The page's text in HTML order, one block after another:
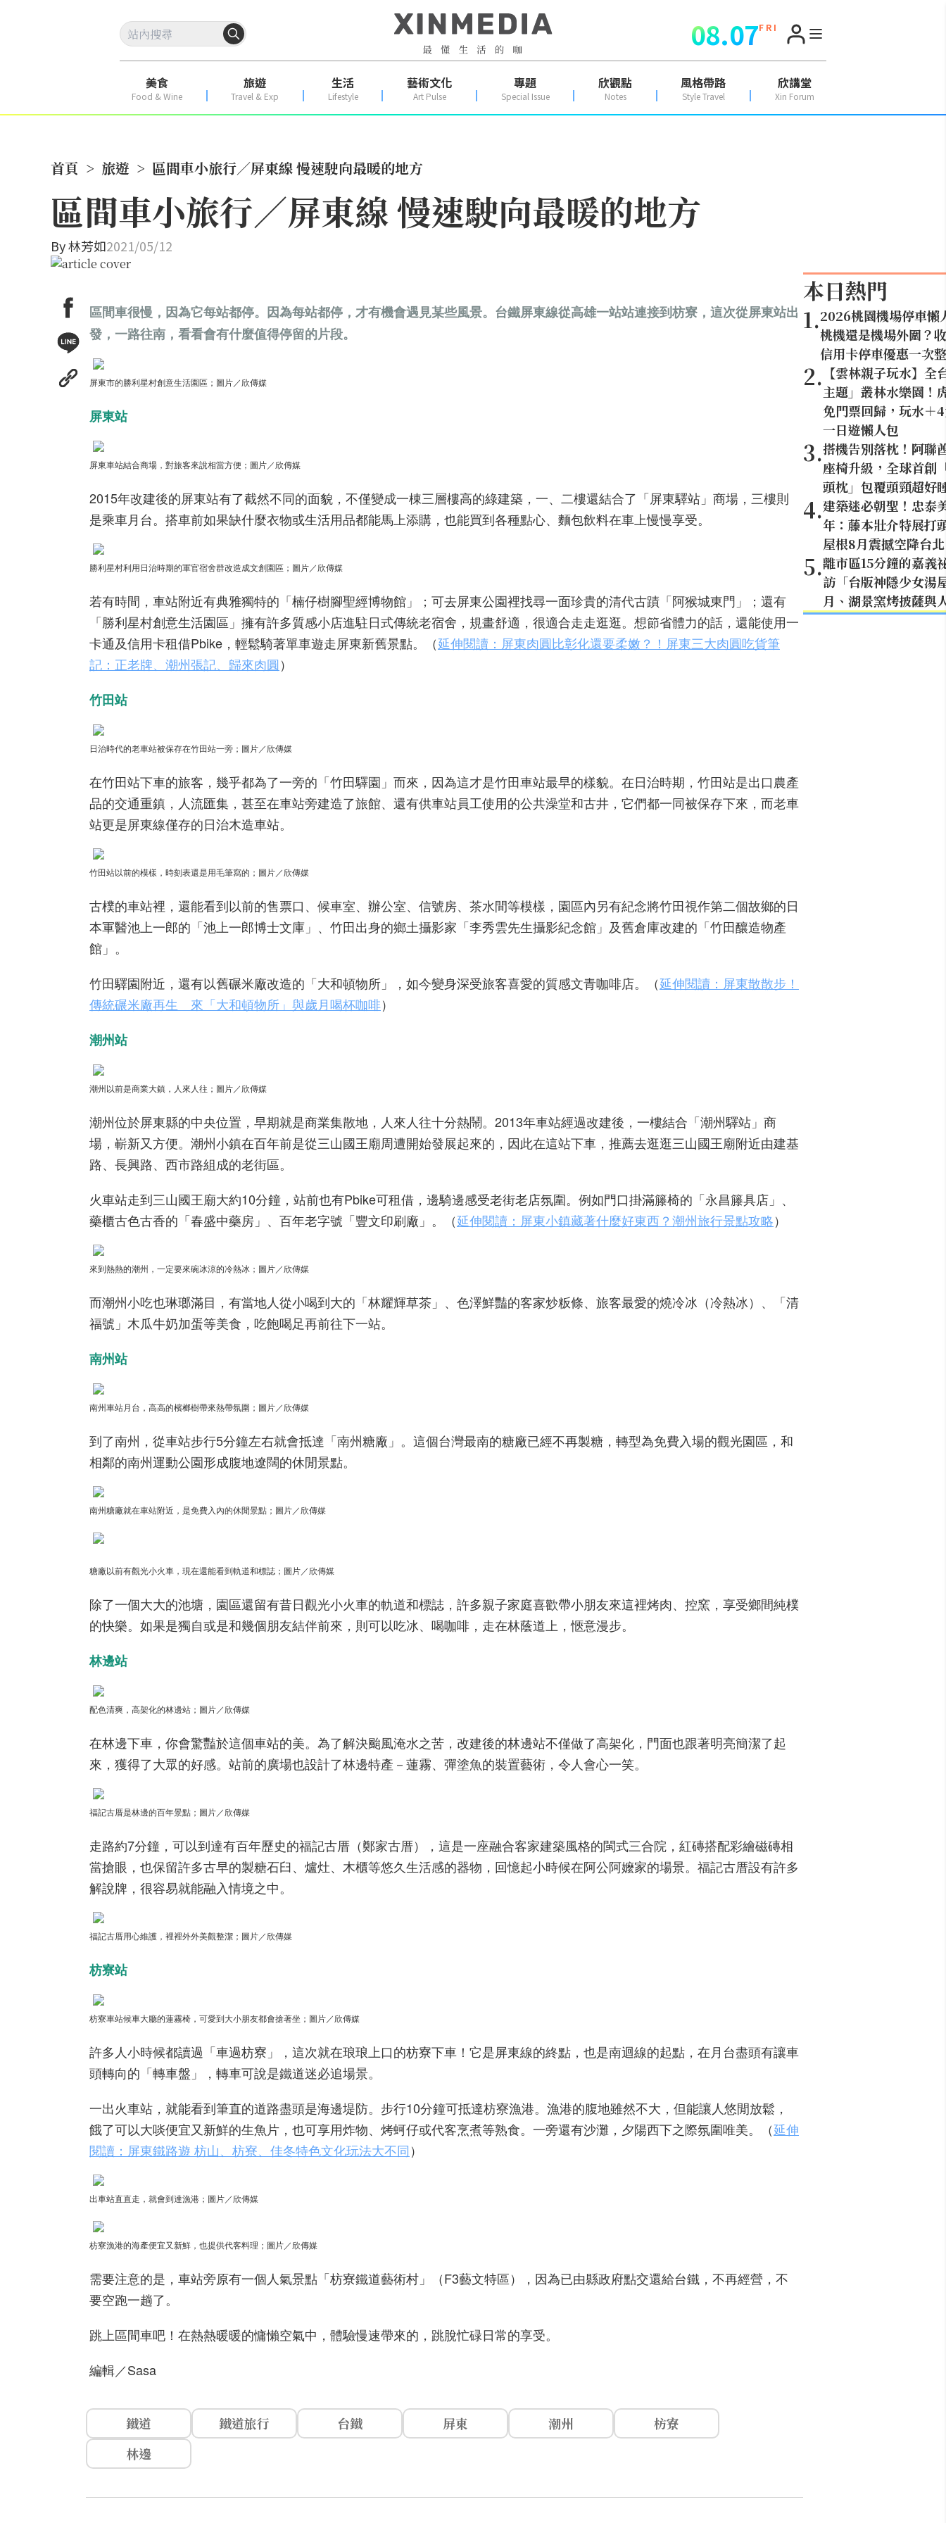
08.07F R I
美食
Food & Wine
旅遊
Travel & Exp
生活
Lifestyle
藝術文化
Art Pulse
專題
Special Issue
欣觀點
Notes
風格帶路
Style Travel
欣講堂
Xin Forum
首頁 > 旅遊 > 區間車小旅行／屏東線 慢速駛向最暖的地方
區間車小旅行／屏東線 慢速駛向最暖的地方
By林芳如2021/05/12
區間車很慢，因為它每站都停。因為每站都停，才有機會遇見某些風景。台鐵屏東線從高雄一站站連接到枋寮，這次從屏東站出
發，一路往南，看看會有什麼值得停留的片段。
屏東市的勝利星村創意生活園區；圖片／欣傳媒
屏東站
屏東車站結合商場，對旅客來說相當方便 ；圖片／欣傳媒
2015年改建後的屏東站有了截然不同的面貌，不僅變成一棟三層樓高的綠建築，一、二樓還結合了「屏東驛站」商場，三樓則
是乘車月台。搭車前如果缺什麼衣物或生活用品都能馬上添購，也能買到各種點心、麵包飲料在車上慢慢享受。
勝利星村利用日治時期的軍官宿舍群改造成文創園區 ；圖片／欣傳媒
若有時間，車站附近有典雅獨特的「楠仔樹腳聖經博物館」；可去屏東公園裡找尋一面珍貴的清代古蹟「阿猴城東門」；還有
「勝利星村創意生活園區」擁有許多質感小店進駐日式傳統老宿舍，規畫舒適，很適合走走逛逛。想節省體力的話，還能使用一
卡通及信用卡租借Pbike，輕鬆騎著單車遊走屏東新舊景點。（延伸閱讀：屏東肉圓比彰化還要柔嫩？！屏東三大肉圓吃貨筆
記：正老牌、潮州張記、歸來肉圓）
竹田站
日治時代的老車站被保存在竹田站一旁 ；圖片／欣傳媒
在竹田站下車的旅客，幾乎都為了一旁的「竹田驛園」而來，因為這才是竹田車站最早的樣貌。在日治時期，竹田站是出口農產
品的交通重鎮，人流匯集，甚至在車站旁建造了旅館、還有供車站員工使用的公共澡堂和古井，它們都一同被保存下來，而老車
站更是屏東線僅存的日治木造車站。
竹田站以前的模樣，時刻表還是用毛筆寫的；圖片／欣傳媒
古樸的車站裡，還能看到以前的售票口、候車室、辦公室、信號房、茶水間等模樣，園區內另有紀念將竹田視作第二個故鄉的日
本軍醫池上一郎的「池上一郎博士文庫」、竹田出身的鄉土攝影家「李秀雲先生攝影紀念館」及舊倉庫改建的「竹田釀造物產
館」。
竹田驛園附近，還有以舊碾米廠改造的「大和頓物所」，如今變身深受旅客喜愛的質感文青咖啡店。（延伸閱讀：屏東散散步！
傳統碾米廠再生 來「大和頓物所」與歲月喝杯咖啡）
潮州站
潮州以前是商業大鎮，人來人往 ；圖片／欣傳媒
潮州位於屏東縣的中央位置，早期就是商業集散地，人來人往十分熱鬧。2013年車站經過改建後，一樓結合「潮州驛站」商
場，嶄新又方便。潮州小鎮在百年前是從三山國王廟周遭開始發展起來的，因此在這站下車，推薦去逛逛三山國王廟附近由建基
路、長興路、西市路組成的老街區。
火車站走到三山國王廟大約10分鐘，站前也有Pbike可租借，邊騎邊感受老街老店氛圍。例如門口掛滿籐椅的「永昌籐具店」、
藥櫃古色古香的「春盛中藥房」、百年老字號「豐文印刷廠」。（延伸閱讀：屏東小鎮藏著什麼好東西？潮州旅行景點攻略）
來到熱熱的潮州，一定要來碗冰涼的冷熱冰 ；圖片／欣傳媒
而潮州小吃也琳瑯滿目，有當地人從小喝到大的「林耀輝草茶」、色澤鮮豔的客家炒粄條、旅客最愛的燒冷冰（冷熱冰）、「清
福號」木瓜牛奶加蛋等美食，吃飽喝足再前往下一站。
南州站
南州車站月台，高高的檳榔樹帶來熱帶氛圍；圖片／欣傳媒
到了南州，從車站步行5分鐘左右就會抵達「南州糖廠」。這個台灣最南的糖廠已經不再製糖，轉型為免費入場的觀光園區，和
相鄰的南州運動公園形成腹地遼闊的休閒景點。
南州糖廠就在車站附近，是免費入內的休閒景點；圖片／欣傳媒
糖廠以前有觀光小火車，現在還能看到軌道和標誌；圖片／欣傳媒
除了一個大大的池塘，園區還留有昔日觀光小火車的軌道和標誌，許多親子家庭喜歡帶小朋友來這裡烤肉、控窯，享受鄉間純樸
的快樂。如果是獨自或是和幾個朋友結伴前來，則可以吃冰、喝咖啡，走在林蔭道上，愜意漫步。
林邊站
配色清爽，高架化的林邊站 ；圖片／欣傳媒
在林邊下車，你會驚豔於這個車站的美。為了解決颱風淹水之苦，改建後的林邊站不僅做了高架化，門面也跟著明亮簡潔了起
來，獲得了大眾的好感。站前的廣場也設計了林邊特產－蓮霧、彈塗魚的裝置藝術，令人會心一笑。
福記古厝是林邊的百年景點 ；圖片／欣傳媒
走路約7分鐘，可以到達有百年歷史的福記古厝（鄭家古厝），這是一座融合客家建築風格的閩式三合院，紅磚搭配彩繪磁磚相
當搶眼，也保留許多古早的製糖石臼、爐灶、木櫃等悠久生活感的器物，回憶起小時候在阿公阿嬤家的場景。福記古厝設有許多
解說牌，很容易就能融入情境之中。
福記古厝用心維護，裡裡外外美觀整潔；圖片／欣傳媒
枋寮站
枋寮車站候車大廳的蓮霧椅，可愛到大小朋友都會搶著坐 ；圖片／欣傳媒
許多人小時候都讀過「車過枋寮」，這次就在琅琅上口的枋寮下車！它是屏東線的終點，也是南迴線的起點，在月台盡頭有讓車
頭轉向的「轉車盤」，轉車可說是鐵道迷必追場景。
一出火車站，就能看到筆直的道路盡頭是海邊堤防。步行10分鐘可抵達枋寮漁港。漁港的腹地雖然不大，但能讓人悠閒放鬆，
餓了可以大啖便宜又新鮮的生魚片，也可享用炸物、烤蚵仔或代客烹煮等熟食。一旁還有沙灘，夕陽西下之際氛圍唯美。（延伸
閱讀：屏東鐵路遊 枋山、枋寮、佳冬特色文化玩法大不同）
出車站直直走，就會到達漁港 ；圖片／欣傳媒
枋寮漁港的海產便宜又新鮮，也提供代客料理 ；圖片／欣傳媒
需要注意的是，車站旁原有一個人氣景點「枋寮鐵道藝術村」（F3藝文特區），因為已由縣政府點交還給台鐵，不再經營，不
要空跑一趟了。
跳上區間車吧！在熱熱暖暖的慵懶空氣中，體驗慢速帶來的，跳脫忙碌日常的享受。
編輯／Sasa
鐵道 鐵道旅行 台鐵 屏東 潮州
枋寮
林邊
本日熱門
1.2026桃園機場停車懶
桃機還是機場外圍？
信用卡停車優惠一次
2. 【雲林親子玩水】全
主題」叢林水樂園！
免門票回歸，玩水＋
一日遊懶人包
3.搭機告別落枕！阿聯
座椅升級，全球首
頭枕」包覆頭頸超好
4.建築迷必朝聖！忠泰
年：藤本壯介特展打
屋根8月震撼空降台北
5.離市區15分鐘的嘉義
訪「台版神隱少女湯
月、湖景窯烤披薩與